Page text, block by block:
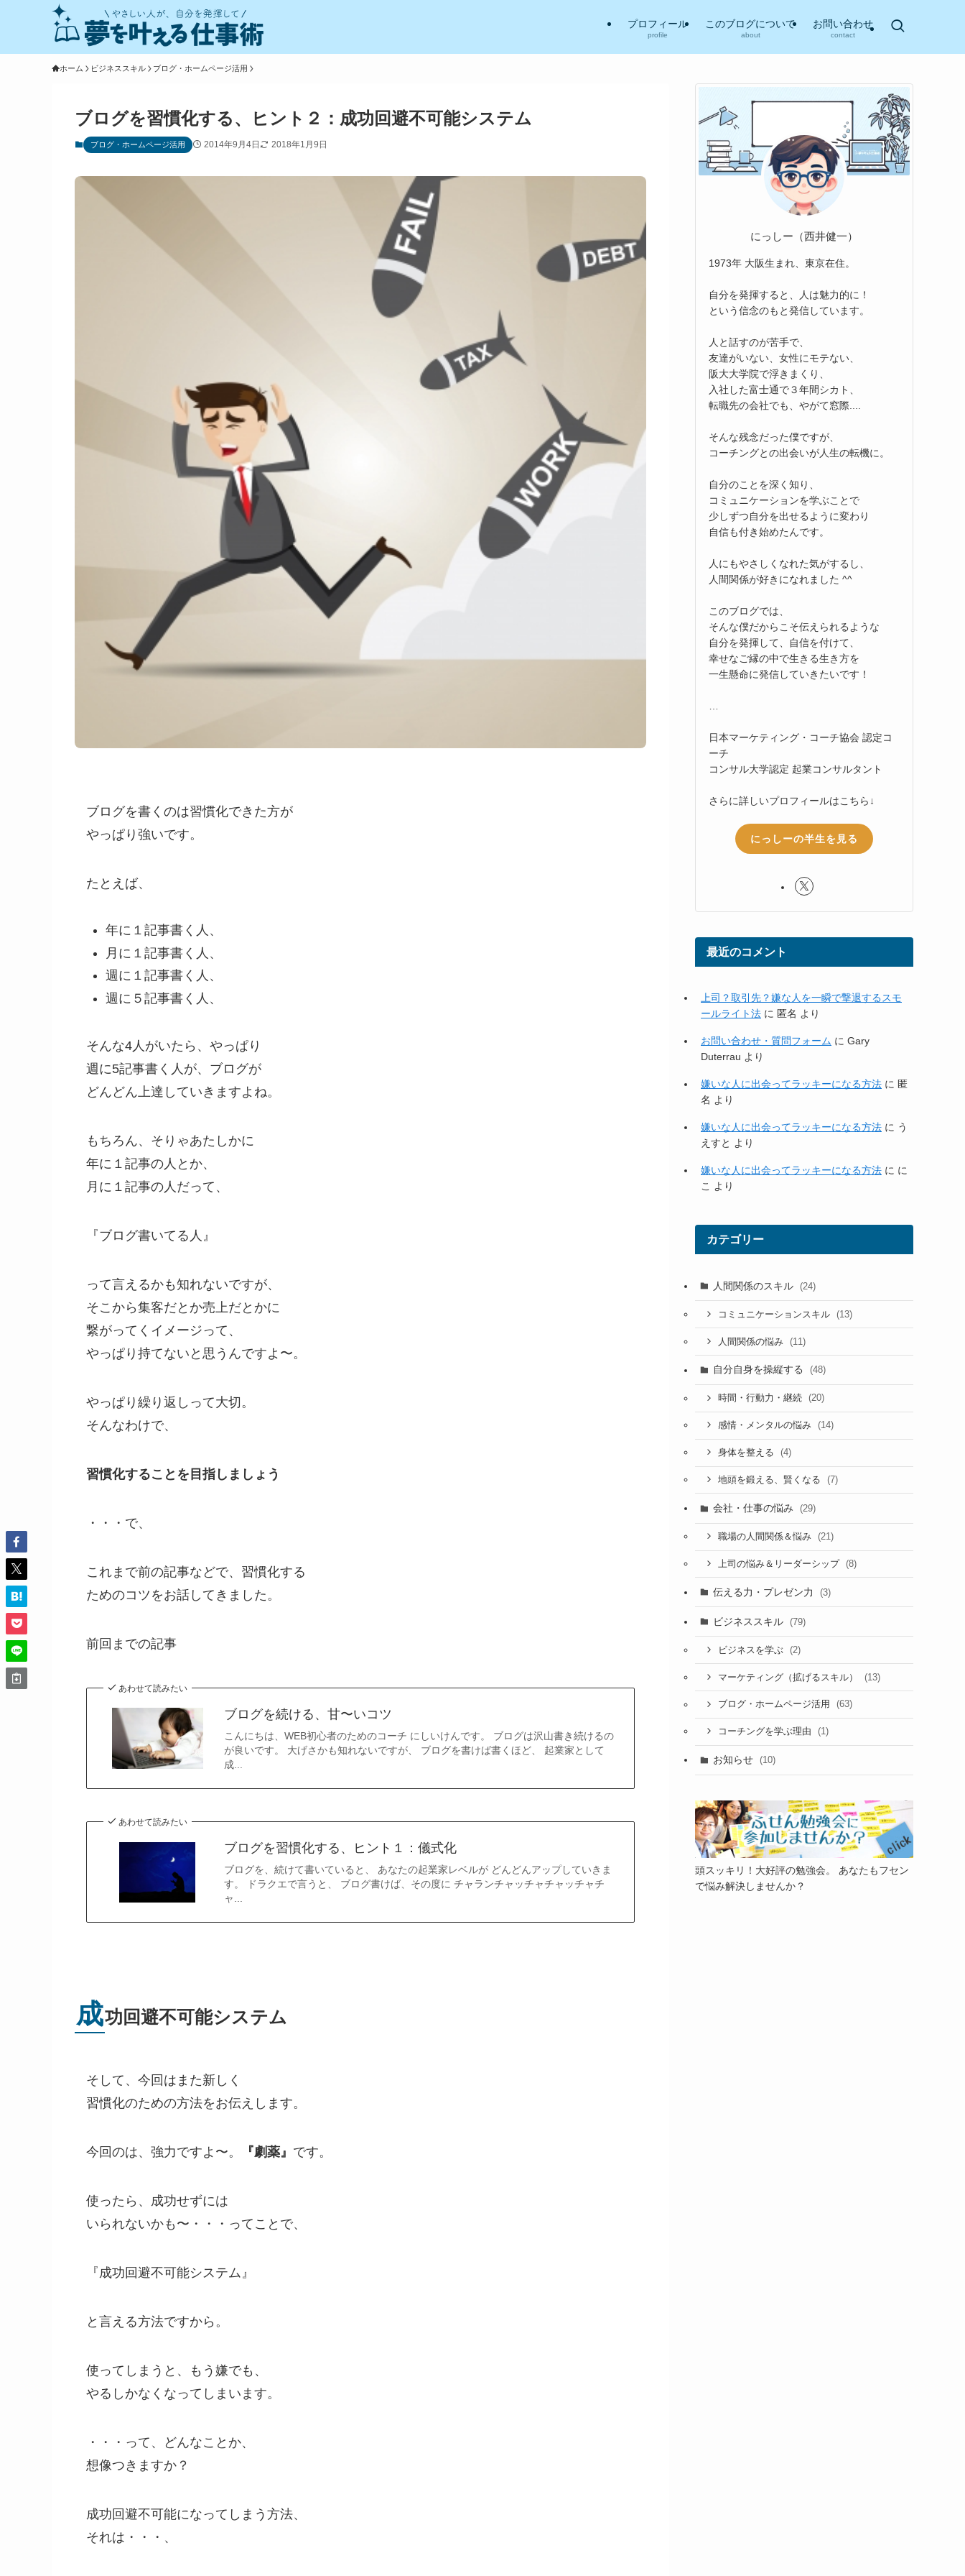
プロフィール
profile
このブログについて
about
お問い合わせ
contact
ホーム ビジネススキル ブログ・ホームページ活用
ブログを習慣化する、ヒント２：成功回避不可能システム
ブログ・ホームページ活用 2014年9月4日 2018年1月9日
ブログを書くのは習慣化できた方が
やっぱり強いです。
たとえば、
年に１記事書く人、
月に１記事書く人、
週に１記事書く人、
週に５記事書く人、
そんな4人がいたら、やっぱり
週に5記事書く人が、ブログが
どんどん上達していきますよね。
もちろん、そりゃあたしかに
年に１記事の人とか、
月に１記事の人だって、
『ブログ書いてる人』
って言えるかも知れないですが、
そこから集客だとか売上だとかに
繋がってくイメージって、
やっぱり持てないと思うんですよ〜。
やっぱり繰り返しって大切。
そんなわけで、
習慣化することを目指しましょう
・・・で、
これまで前の記事などで、習慣化する
ためのコツをお話してきました。
前回までの記事
あわせて読みたい
ブログを続ける、甘〜いコツ
こんにちは、WEB初心者のためのコーチ にしいけんです。 ブログは沢山書き続けるの
が良いです。 大げさかも知れないですが、 ブログを書けば書くほど、 起業家として
成...
あわせて読みたい
ブログを習慣化する、ヒント１：儀式化
ブログを、続けて書いていると、 あなたの起業家レベルが どんどんアップしていきま
す。 ドラクエで言うと、 ブログ書けば、その度に チャランチャッチャチャッチャチ
ャ...
成功回避不可能システム
そして、今回はまた新しく
習慣化のための方法をお伝えします。
今回のは、強力ですよ〜。 『劇薬』 です。
使ったら、成功せずには
いられないかも〜・・・ってことで、
『成功回避不可能システム』
と言える方法ですから。
使ってしまうと、もう嫌でも、
やるしかなくなってしまいます。
・・・って、どんなことか、
想像つきますか？
成功回避不可能になってしまう方法、
それは・・・、
にっしー（西井健一）
1973年 大阪生まれ、東京在住。
自分を発揮すると、人は魅力的に！
という信念のもと発信しています。
人と話すのが苦手で、
友達がいない、女性にモテない、
阪大大学院で浮きまくり、
入社した富士通で３年間シカト、
転職先の会社でも、やがて窓際....
そんな残念だった僕ですが、
コーチングとの出会いが人生の転機に。
自分のことを深く知り、
コミュニケーションを学ぶことで
少しずつ自分を出せるように変わり
自信も付き始めたんです。
人にもやさしくなれた気がするし、
人間関係が好きになれました ^^
このブログでは、
そんな僕だからこそ伝えられるような
自分を発揮して、自信を付けて、
幸せなご縁の中で生きる生き方を
一生懸命に発信していきたいです！
…
日本マーケティング・コーチ協会 認定コ
ーチ
コンサル大学認定 起業コンサルタント
さらに詳しいプロフィールはこちら↓
にっしーの半生を見る
最近のコメント
上司？取引先？嫌な人を一瞬で撃退するスモ
ールライト法 に 匿名 より
お問い合わせ・質問フォーム に Gary
Duterrau より
嫌いな人に出会ってラッキーになる方法 に 匿
名 より
嫌いな人に出会ってラッキーになる方法 に う
えすと より
嫌いな人に出会ってラッキーになる方法 に に
こ より
カテゴリー
人間関係のスキル (24)
コミュニケーションスキル (13)
人間関係の悩み (11)
自分自身を操縦する (48)
時間・行動力・継続 (20)
感情・メンタルの悩み (14)
身体を整える (4)
地頭を鍛える、賢くなる (7)
会社・仕事の悩み (29)
職場の人間関係＆悩み (21)
上司の悩み＆リーダーシップ (8)
伝える力・プレゼン力 (3)
ビジネススキル (79)
ビジネスを学ぶ (2)
マーケティング（拡げるスキル） (13)
ブログ・ホームページ活用 (63)
コーチングを学ぶ理由 (1)
お知らせ (10)
頭スッキリ！大好評の勉強会。 あなたもフセン
で悩み解決しませんか？